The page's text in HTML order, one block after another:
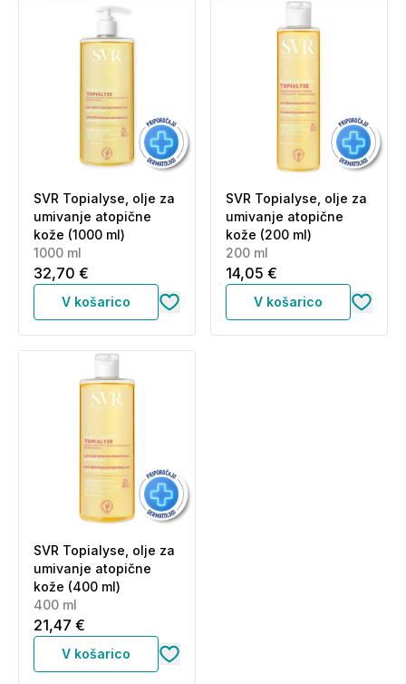
SVR Topialyse, olje za
umivanje atopične
kože (1000 ml)
1000 ml
32,70 €
V košarico
SVR Topialyse, olje za
umivanje atopične
kože (200 ml)
200 ml
14,05 €
V košarico
SVR Topialyse, olje za
umivanje atopične
kože (400 ml)
400 ml
21,47 €
V košarico